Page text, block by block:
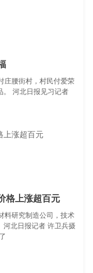
庄腰街村，村民付爱荣
。 河北日报见习记者
格上涨超百元
料研究制造公司，技术
河北日报记者 许卫兵摄